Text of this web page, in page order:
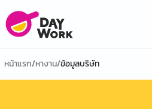
หน้าแรก/หางาน/ข้อมูลบริษัท